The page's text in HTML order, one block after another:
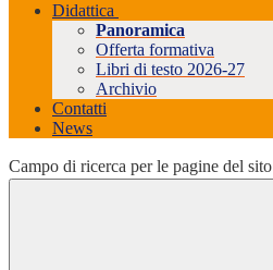
Didattica
Panoramica
Offerta formativa
Libri di testo 2026-27
Archivio
Contatti
News
Campo di ricerca per le pagine del sito